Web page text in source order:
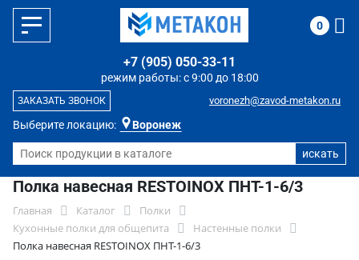
Выберите локацию: Воронеж
режим работы: с 9:00 до 18:00
+7 (905) 050-33-11
voronezh@zavod-metakon.ru
ЗАКАЗАТЬ ЗВОНОК
0
Полка навесная RESTOINOX ПНТ-1-6/3
Главная Каталог
Полки
Кухонные полки для общепита
Настенные полки
Полка навесная RESTOINOX ПНТ-1-6/3